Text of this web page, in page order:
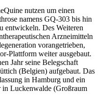
nutzen um einen
namens GQ-303 bis hin
entwickeln. Des Weiteren
Arzneimitteln
vorangetrieben,
Plattform weiter ausgebaut.
Jahr seine Belegschaft
(Belgien) aufgebaut. Das
in Hamburg und ein
Luckenwalde (Großraum